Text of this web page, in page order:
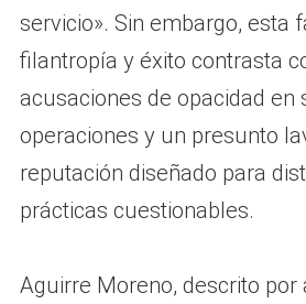
servicio». Sin embargo, esta
filantropía y éxito contrasta
acusaciones de opacidad en
operaciones y un presunto
reputación diseñado para
prácticas cuestionables.
Aguirre Moreno, descrito